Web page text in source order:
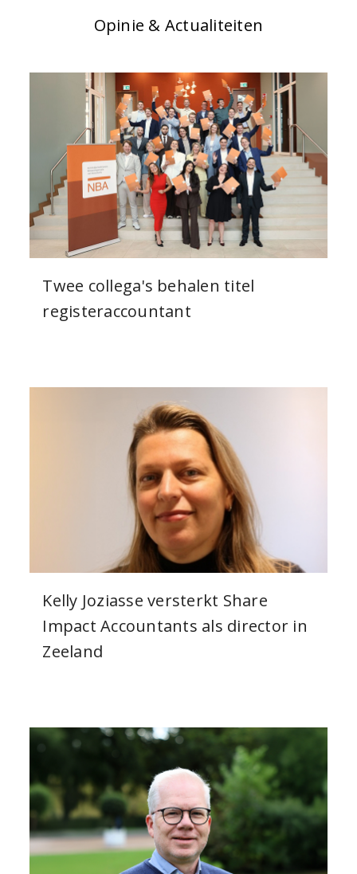
Opinie & Actualiteiten
Twee collega's behalen titel
registeraccountant
Kelly Joziasse versterkt Share
Impact Accountants als director in
Zeeland